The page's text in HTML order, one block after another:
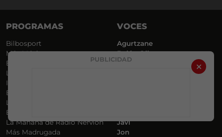
PUBLICIDAD
PROGRAMAS
Bilbosport
Más Música
El Madrugador
Lo Más Nuevo
Informativos
En Ruta
Locos por la Música
El Supermadrugador
La Mañana de Radio Nervión
Más Madrugada
VOCES
Agurtzane
Belén Ollero
Dani
Javi
Jon